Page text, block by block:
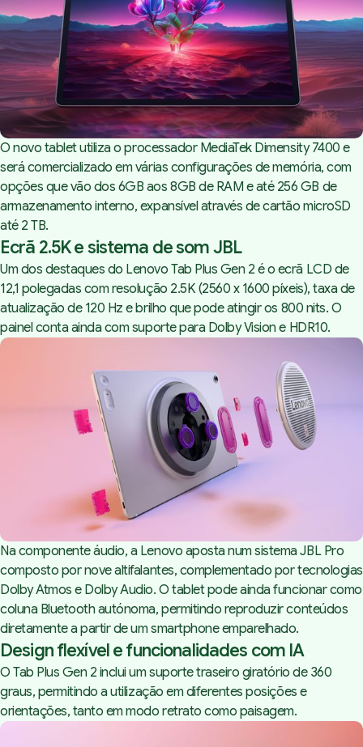
O novo tablet utiliza o processador MediaTek Dimensity 7400 e
será comercializado em várias configurações de memória, com
opções que vão dos 6GB aos 8GB de RAM e até 256 GB de
armazenamento interno, expansível através de cartão microSD
até 2 TB.
Ecrã 2.5K e sistema de som JBL
Um dos destaques do Lenovo Tab Plus Gen 2 é o ecrã LCD de
12,1 polegadas com resolução 2.5K (2560 x 1600 píxeis), taxa de
atualização de 120 Hz e brilho que pode atingir os 800 nits. O
painel conta ainda com suporte para Dolby Vision e HDR10.
Na componente áudio, a Lenovo aposta num sistema JBL Pro
composto por nove altifalantes, complementado por tecnologias
Dolby Atmos e Dolby Audio. O tablet pode ainda funcionar como
coluna Bluetooth autónoma, permitindo reproduzir conteúdos
diretamente a partir de um smartphone emparelhado.
Design flexível e funcionalidades com IA
O Tab Plus Gen 2 inclui um suporte traseiro giratório de 360
graus, permitindo a utilização em diferentes posições e
orientações, tanto em modo retrato como paisagem.